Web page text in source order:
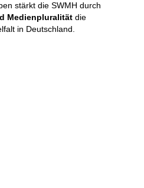
stärkt die SWMH durch
Medienpluralität die
in Deutschland.